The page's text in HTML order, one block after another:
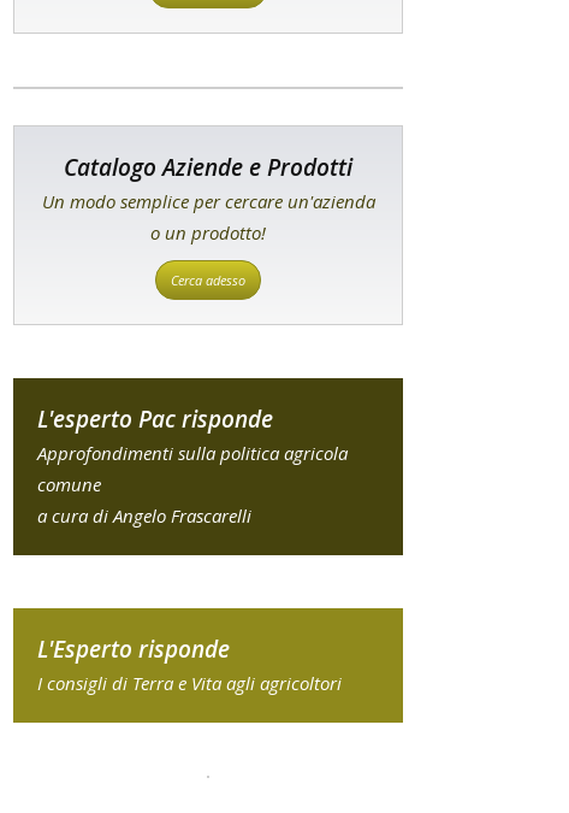
Catalogo Aziende e Prodotti
Un modo semplice per cercare un'azienda
o un prodotto!
Cerca adesso
L'esperto Pac risponde
Approfondimenti sulla politica agricola
comune
a cura di Angelo Frascarelli
L'Esperto risponde
I consigli di Terra e Vita agli agricoltori